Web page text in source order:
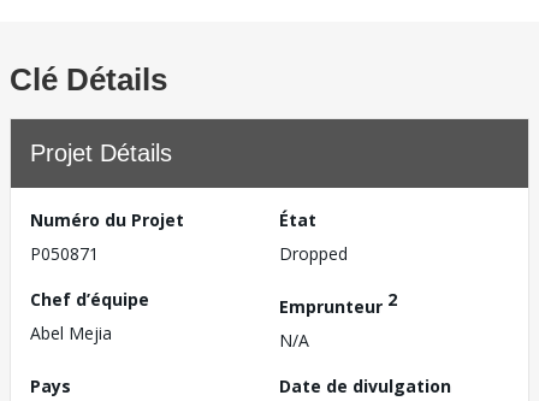
Clé Détails
Projet Détails
Numéro du Projet
P050871
État
Dropped
Chef d’équipe
Abel Mejia
Emprunteur 2
N/A
Pays
Date de divulgation